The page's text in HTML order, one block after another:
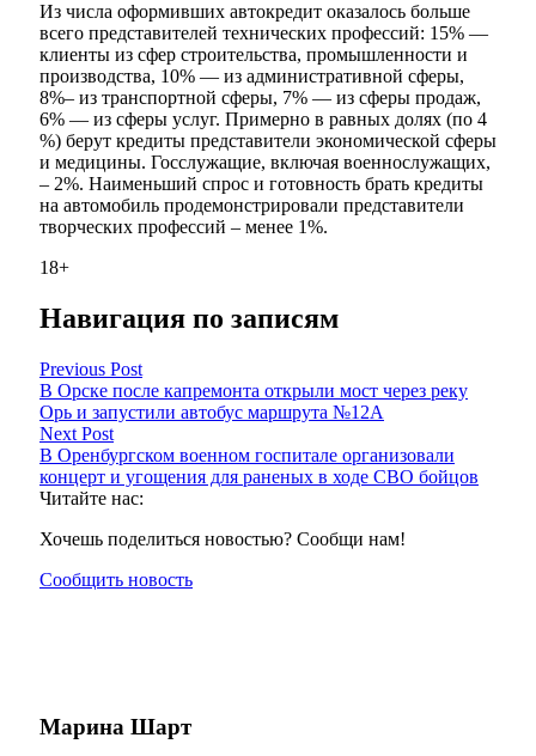
Из числа оформивших автокредит оказалось больше
всего представителей технических профессий: 15% —
клиенты из сфер строительства, промышленности и
производства, 10% — из административной сферы,
8%– из транспортной сферы, 7% — из сферы продаж,
6% — из сферы услуг. Примерно в равных долях (по 4
%) берут кредиты представители экономической сферы
и медицины. Госслужащие, включая военнослужащих,
– 2%. Наименьший спрос и готовность брать кредиты
на автомобиль продемонстрировали представители
творческих профессий – менее 1%.
18+
Навигация по записям
Previous Post
В Орске после капремонта открыли мост через реку
Орь и запустили автобус маршрута №12А
Next Post
В Оренбургском военном госпитале организовали
концерт и угощения для раненых в ходе СВО бойцов
Читайте нас:
Хочешь поделиться новостью? Сообщи нам!
Сообщить новость
Марина Шарт